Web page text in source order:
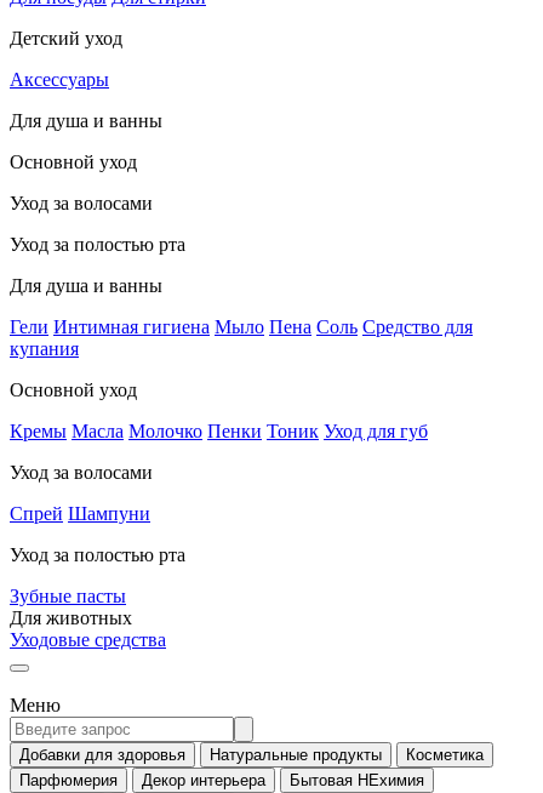
Детский уход
Аксессуары
Для душа и ванны
Основной уход
Уход за волосами
Уход за полостью рта
Для душа и ванны
Гели Интимная гигиена Мыло Пена Соль Средство для
купания
Основной уход
Кремы Масла Молочко Пенки Тоник Уход для губ
Уход за волосами
Спрей Шампуни
Уход за полостью рта
Зубные пасты
Для животных
Уходовые средства
Меню
Добавки для здоровья Натуральные продукты
Косметика
Парфюмерия
Декор интерьера
Бытовая НЕхимия